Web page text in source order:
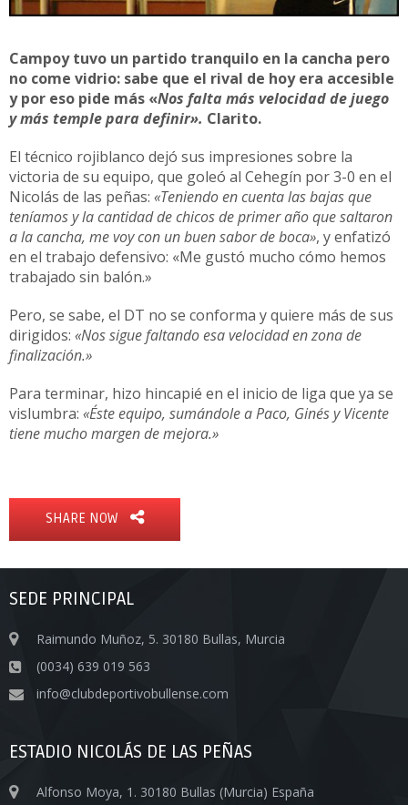
Campoy tuvo un partido tranquilo en la cancha pero
no come vidrio: sabe que el rival de hoy era accesible
y por eso pide más «Nos falta más velocidad dejuego
y más temple para definir». Clarito.
El técnico rojiblanco dejó sus impresiones sobre la
victoria de su equipo, que goleó al Cehegín por 3-0 en el
Nicolás de las peñas: «Teniendo en cuenta las bajas que
teníamos y la cantidad de chicos de primer año que saltaron
a la cancha, me voy con un buen sabor de boca», y enfatizó
en el trabajo defensivo: «Me gustó mucho cómo hemos
trabajado sin balón.»
Pero, se sabe, el DT no se conforma y quiere más de sus
dirigidos: «Nos sigue faltando esa velocidad en zona de
finalización.»
Para terminar, hizo hincapié en el inicio de liga que ya se
vislumbra: «Éste equipo, sumándole a Paco, Ginés y Vicente
tiene mucho margen de mejora.»
SHARE NOW
SEDE PRINCIPAL
Raimundo Muñoz, 5. 30180 Bullas, Murcia
(0034) 639 019 563
info@clubdeportivobullense.com
ESTADIO NICOLÁS DE LAS PEÑAS
Alfonso Moya, 1. 30180 Bullas (Murcia) España